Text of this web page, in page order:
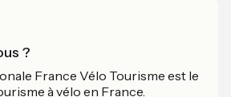
?
France Vélo Tourisme est le
à vélo en France.